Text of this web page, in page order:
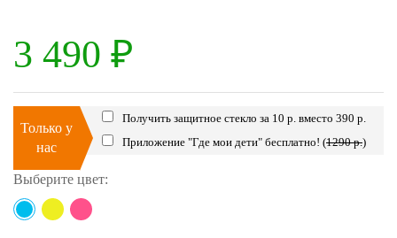
3 490 ₽
Только у
нас
Получить защитное стекло за 10 р. вместо 390 р.
Приложение "Где мои дети" бесплатно! (1290 р.)
Выберите цвет: